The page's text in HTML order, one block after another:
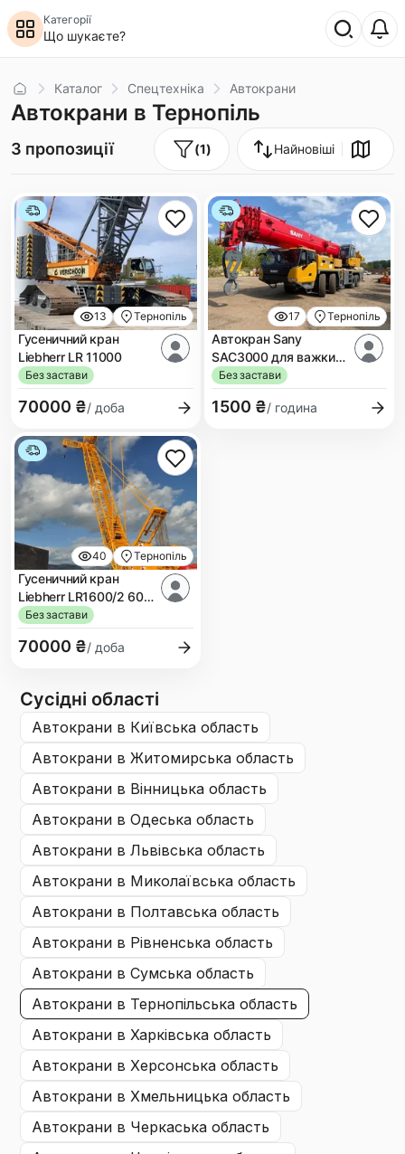
Категорії
Що шукаєте?
ГоловнаКаталог Спецтехніка Автокрани
Автокрани в Тернопіль
3 пропозиції (1) Найновіші
13 Тернопіль
Гусеничний кран
Liebherr LR 11000
Без застави
70000 ₴/ доба
17 Тернопіль
Автокран Sany
SAC3000 для важких
підйомів і монтажу
Без застави
1500 ₴/ година
40 Тернопіль
Гусеничний кран
Liebherr LR1600/2 600
т Без застави
70000 ₴/ доба
Сусідні області
автокрани в Київська область
автокрани в Житомирська область
автокрани в Вінницька область
автокрани в Одеська область
автокрани в Львівська область
автокрани в Миколаївська область
автокрани в Полтавська область
автокрани в Рівненська область
автокрани в Сумська область
автокрани в Тернопільська область
автокрани в Харківська область
автокрани в Херсонська область
автокрани в Хмельницька область
автокрани в Черкаська область